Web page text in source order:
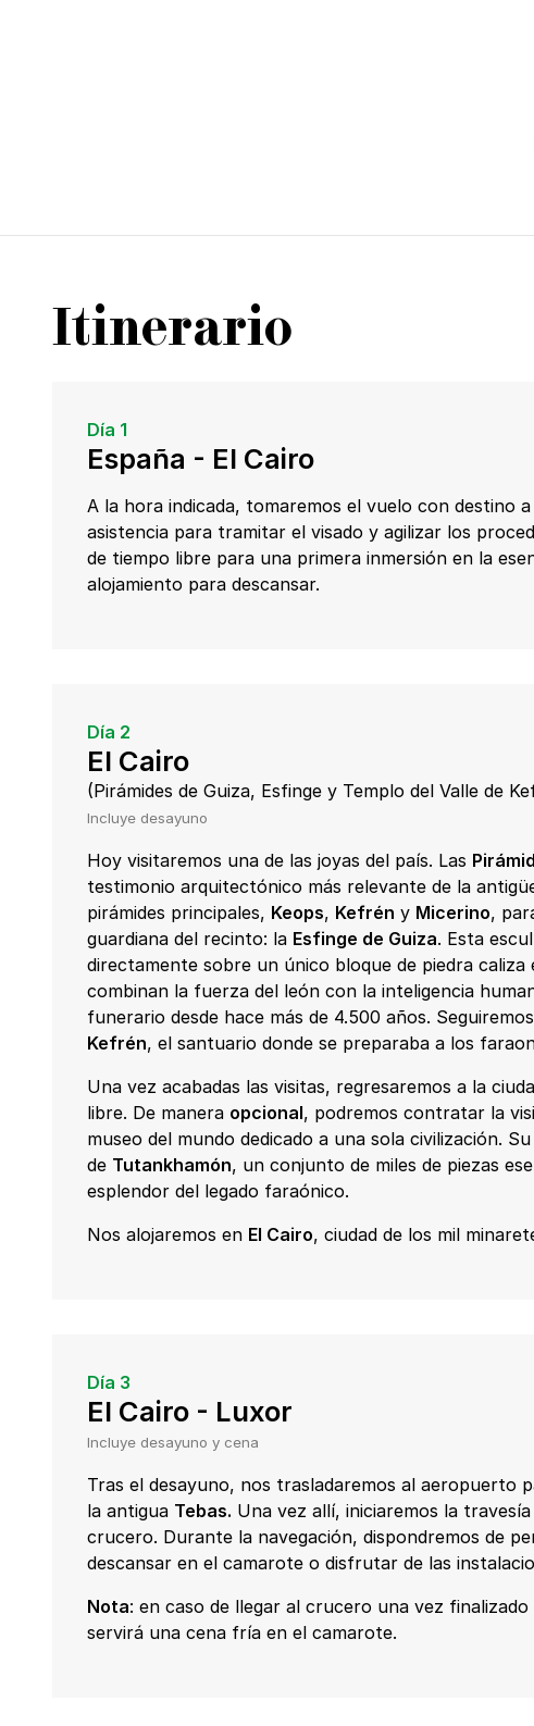
Itinerario
Día 1
España - El Cairo
A la hora indicada, tomaremos el vuelo con destino a
asistencia para tramitar el visado y agilizar los
de tiempo libre para una primera inmersión en la
alojamiento para descansar.
Día 2
El Cairo
(Pirámides de Guiza, Esfinge y Templo del Valle de
Incluye desayuno
Hoy visitaremos una de las joyas del país. Las
testimonio arquitectónico más relevante de la
pirámides principales, Keops, Kefrén y Micerino,
guardiana del recinto: la Esfinge de Guiza. Esta
directamente sobre un único bloque de piedra caliza
combinan la fuerza del león con la inteligencia
funerario desde hace más de 4.500 años.
Kefrén, el santuario donde se preparaba a los
Una vez acabadas las visitas, regresaremos a la
libre. De manera opcional, podremos contratar la
museo del mundo dedicado a una sola civilización.
de Tutankhamón, un conjunto de miles de piezas
esplendor del legado faraónico.
Nos alojaremos en El Cairo, ciudad de los mil
Día 3
El Cairo - Luxor
Incluye desayuno y cena
Tras el desayuno, nos trasladaremos al aeropuerto
la antigua Tebas. Una vez allí, iniciaremos la
crucero. Durante la navegación, dispondremos de
descansar en el camarote o disfrutar de las
Nota: en caso de llegar al crucero una vez
servirá una cena fría en el camarote.